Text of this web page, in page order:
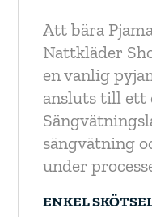
Att bära
Nattkläder
en vanlig
ansluts till ett
sängvätning
under
ENKEL